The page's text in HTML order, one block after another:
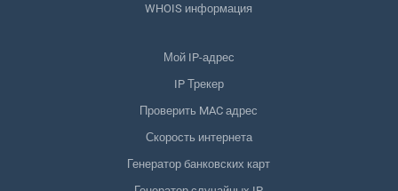
WHOIS информация
Мой IP-адрес
IP Трекер
Проверить MAC адрес
Скорость интернета
Генератор банковских карт